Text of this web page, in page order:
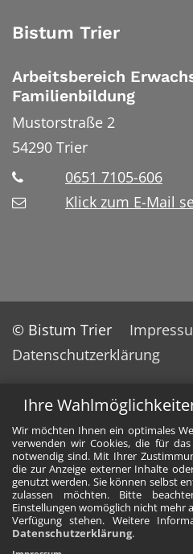
Ihre
Wir möchten Ihnen ein optimales
verwenden wir Cookies, die für
notwendig sind. Mit Ihrer
die zur Anzeige externer Inhalte
genutzt werden. Sie können selbst
zulassen möchten. Bitte
Einstellungen womöglich nicht mehr
Verfügung stehen. Weitere
Datenschutzerklärung.
Bistum Trier
Arbeitsbereich
Familienbildung
Mustorstraße 2
54290 Trier
0651 7105-606
Klick zum E-Mail
© Bistum Trier
Datenschutzerklärung